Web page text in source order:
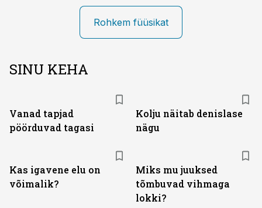
Rohkem füüsikat
SINU KEHA
Vanad tapjad
pöörduvad tagasi
Kolju näitab denislase
nägu
Kas igavene elu on
võimalik?
Miks mu juuksed
tõmbuvad vihmaga
lokki?